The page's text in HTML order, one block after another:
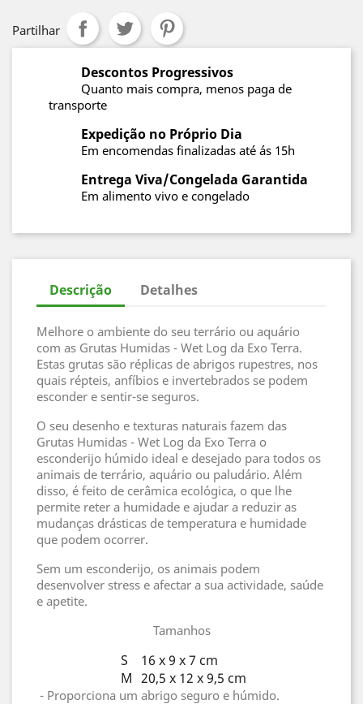
Partilhar
Descontos Progressivos
Quanto mais compra, menos paga de
transporte
Expedição no Próprio Dia
Em encomendas finalizadas até ás 15h
Entrega Viva/Congelada Garantida
Em alimento vivo e congelado
Descrição Detalhes
Melhore o ambiente do seu terrário ou aquário
com as Grutas Humidas - Wet Log da Exo Terra.
Estas grutas são réplicas de abrigos rupestres, nos
quais répteis, anfíbios e invertebrados se podem
esconder e sentir-se seguros.
O seu desenho e texturas naturais fazem das
Grutas Humidas - Wet Log da Exo Terra o
esconderijo húmido ideal e desejado para todos os
animais de terrário, aquário ou paludário. Além
disso, é feito de cerâmica ecológica, o que lhe
permite reter a humidade e ajudar a reduzir as
mudanças drásticas de temperatura e humidade
que podem ocorrer.
Sem um esconderijo, os animais podem
desenvolver stress e afectar a sua actividade, saúde
e apetite.
Tamanhos
S
16 x 9 x 7 cm
M 20,5 x 12 x 9,5 cm
- Proporciona um abrigo seguro e húmido.